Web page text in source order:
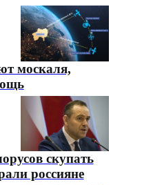
москаля,
скупать
россияне